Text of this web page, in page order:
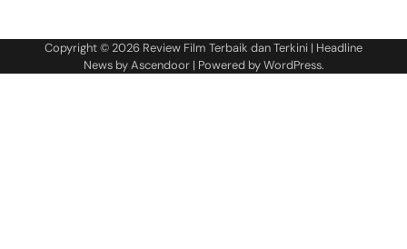
Copyright © 2026 Review Film Terbaik dan Terkini | Headline
News byAscendoor| Powered byWordPress.